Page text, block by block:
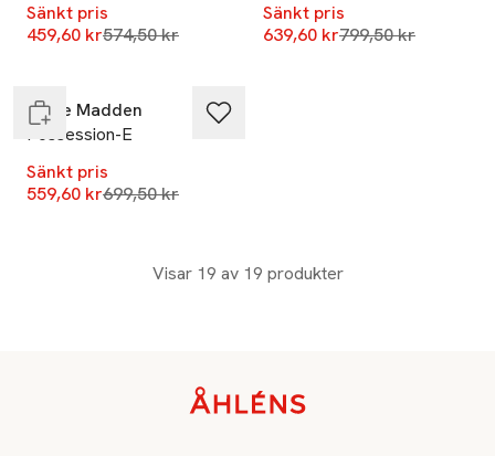
Sänkt pris
459,60 krLägsta pris 30 dagar
574,50 kr
Sänkt pris
639,60 krLägsta pris 30
799,50 kr
-20%
Steve Madden
Possession-E
Sänkt pris
559,60 krLägsta pris 30 dagar
699,50 kr
Visar 19 av 19 produkter